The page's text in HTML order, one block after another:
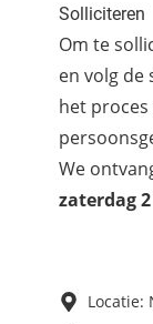
Solliciteren
Om te
en volg de
het
We
zaterdag
Locatie: